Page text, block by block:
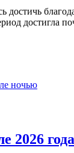
достичь
достигла
ночью